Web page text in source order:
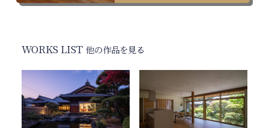
WORKS LIST 他の作品を見る